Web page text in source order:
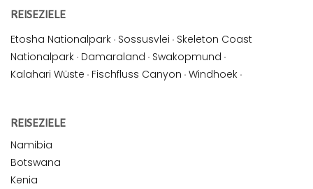
REISEZIELE
Etosha Nationalpark · Sossusvlei · Skeleton Coast
Nationalpark · Damaraland · Swakopmund ·
Kalahari Wüste · Fischfluss Canyon · Windhoek ·
REISEZIELE
Namibia
Botswana
Kenia